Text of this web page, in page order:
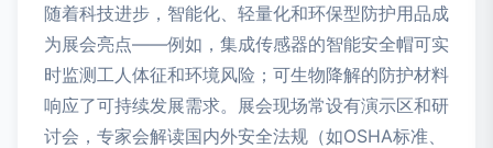
随着科技进步，智能化、轻量化和环保型防护用品成
为展会亮点——例如，集成传感器的智能安全帽可实
时监测工人体征和环境风险；可生物降解的防护材料
响应了可持续发展需求。展会现场常设有演示区和研
讨会，专家会解读国内外安全法规（如OSHA标准、